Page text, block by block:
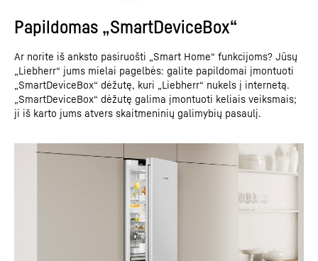
Papildomas „SmartDeviceBox“
Ar norite iš anksto pasiruošti „Smart Home“ funkcijoms? Jūsų
„Liebherr“ jums mielai pagelbės: galite papildomai įmontuoti
„SmartDeviceBox“ dėžutę, kuri „Liebherr“ nukels į internetą.
„SmartDeviceBox“ dėžutę galima įmontuoti keliais veiksmais;
ji iš karto jums atvers skaitmeninių galimybių pasaulį.